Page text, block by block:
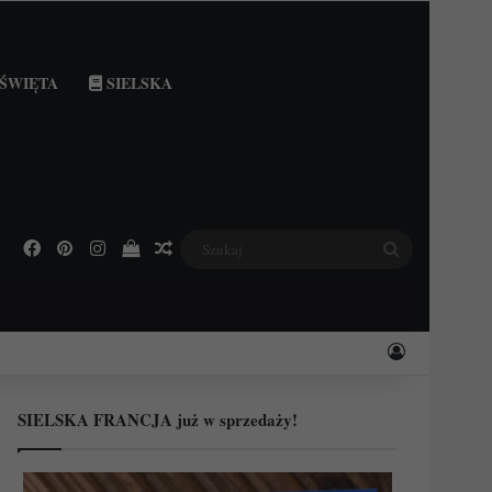
SIELSKA
Facebook
PinterestInstagramPodejrzyj swój koszyk
Losowy wpis
Zaloguj
SIELSKA FRANCJA już w sprzedaży!